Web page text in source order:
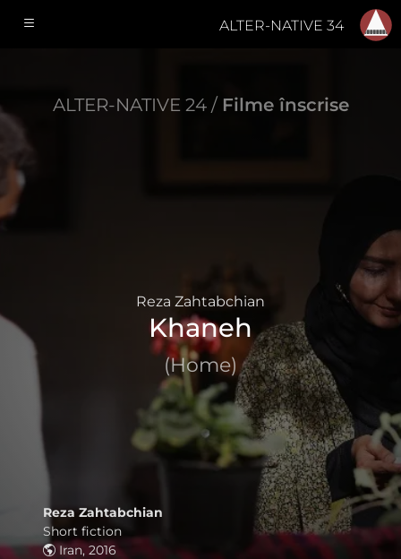
ALTER-NATIVE 34
ALTER-NATIVE 24 / Filme înscrise
Reza Zahtabchian
Khaneh
(Home)
Reza Zahtabchian
Short fiction
Iran, 2016